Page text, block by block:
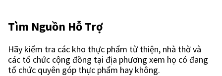
Tìm Nguồn Hỗ Trợ
Hãy kiểm tra các kho thực phẩm từ thiện, nhà thờ và
các tổ chức cộng đồng tại địa phương xem họ có đang
tổ chức quyên góp thực phẩm hay không.